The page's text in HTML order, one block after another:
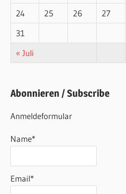
24
25 26 27
31
« Juli
Abonnieren / Subscribe
Anmeldeformular
Name*
Email*